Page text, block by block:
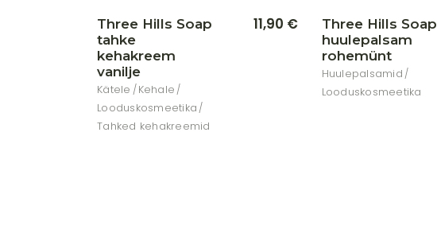
Three Hills Soap
tahke
kehakreem
vanilje
Kätele
Kehale
Looduskosmeetika
Tahked kehakreemid
11,90 €
Three Hills Soap
huulepalsam
rohemünt
Huulepalsamid
Looduskosmeetika